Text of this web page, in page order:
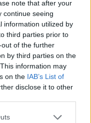
note that after your
continue seeing
information utilized by
third parties prior to
of the further
by third parties on the
information may
on the IAB’s List of
disclose it to other
one or more Google